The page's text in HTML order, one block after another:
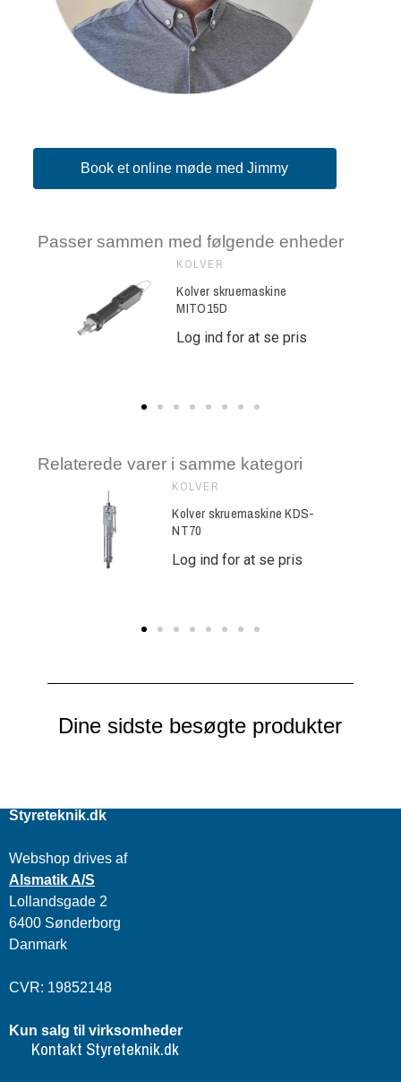
Book et online møde med Jimmy
Passer sammen med følgende enheder
KOLVER
Kolver skruemaskine
MITO15D
Log ind for at se pris
Relaterede varer i samme kategori
KOLVER
Kolver skruemaskine KDS-
NT70
Log ind for at se pris
Dine sidste besøgte produkter
Styreteknik.dk
Webshop drives af
Alsmatik A/S
Lollandsgade 2
6400 Sønderborg
Danmark
CVR: 19852148
Kun salg til virksomheder
Kontakt Styreteknik.dk